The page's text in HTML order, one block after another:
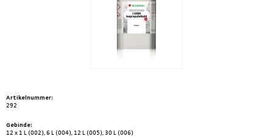
Artikelnummer:
292
Gebinde:
12 x 1 L (002), 6 L (004), 12 L (005), 30 L (006)